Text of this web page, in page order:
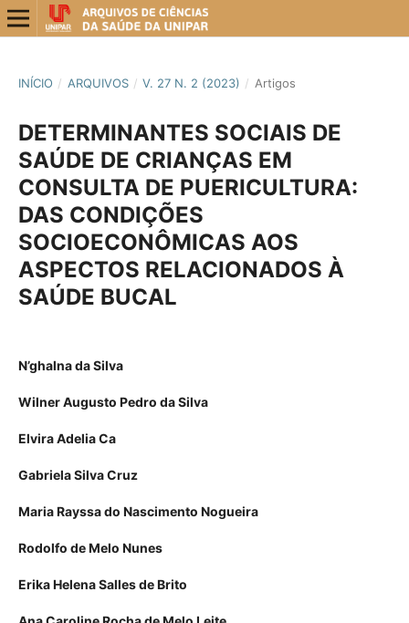
INÍCIO / ARQUIVOS / V. 27 N. 2 (2023) / Artigos
DETERMINANTES SOCIAIS DE
SAÚDE DE CRIANÇAS EM
CONSULTA DE PUERICULTURA:
DAS CONDIÇÕES
SOCIOECONÔMICAS AOS
ASPECTOS RELACIONADOS À
SAÚDE BUCAL
N’ghalna da Silva
Wilner Augusto Pedro da Silva
Elvira Adelia Ca
Gabriela Silva Cruz
Maria Rayssa do Nascimento Nogueira
Rodolfo de Melo Nunes
Erika Helena Salles de Brito